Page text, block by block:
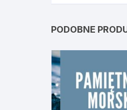
PODOBNE